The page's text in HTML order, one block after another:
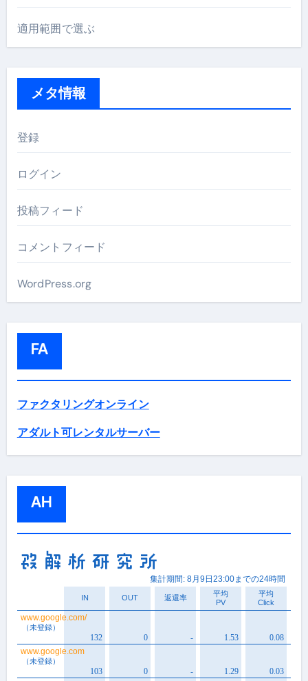
適用範囲で選ぶ
メタ情報
登録
ログイン
投稿フィード
コメントフィード
WordPress.org
FA
ファクタリングオンライン
アダルト可レンタルサーバー
AH